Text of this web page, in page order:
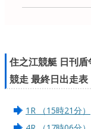
住之江競艇 日刊
競走 最終日出走表
1R （15時21分）